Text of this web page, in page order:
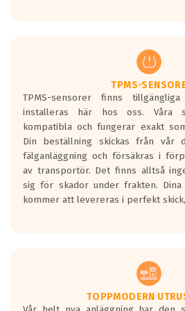
regelverket som introduceras år
Ett däck med två svarta vågor är
godkända för år 2016 nya regelverk.
Ett däck med en svart våg kommer
minst tre decibel tystare än det
regelverk som börjar gälla 2016.
TPMS-
TPMS-sensorer finns
installeras här hos oss. Våra
kompatibla och fungerar exakt
Din beställning skickas från vår
fälganläggning och försäkras i
av transportör. Det finns alltså
sig för skador under frakten.
kommer att levereras i perfekt
TOPPMODERN